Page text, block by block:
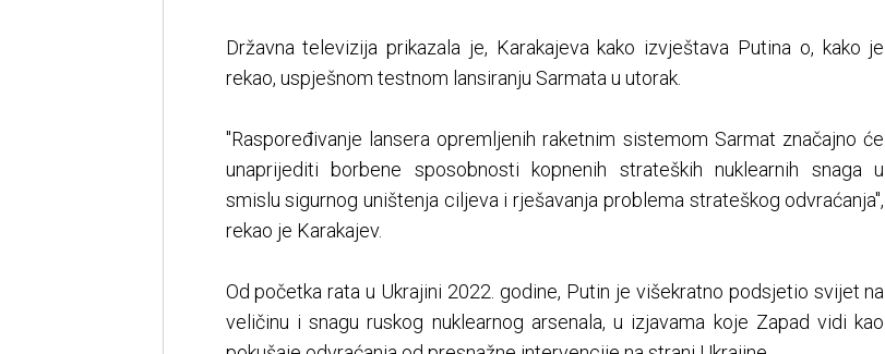
Državna televizija prikazala je, Karakajeva kako izvještava Putina o, kako je
rekao, uspješnom testnom lansiranju Sarmata u utorak.
"Raspoređivanje lansera opremljenih raketnim sistemom Sarmat značajno će
unaprijediti borbene sposobnosti kopnenih strateških nuklearnih snaga u
smislu sigurnog uništenja ciljeva i rješavanja problema strateškog odvraćanja",
rekao je Karakajev.
Od početka rata u Ukrajini 2022. godine, Putin je višekratno podsjetio svijet na
veličinu i snagu ruskog nuklearnog arsenala, u izjavama koje Zapad vidi kao